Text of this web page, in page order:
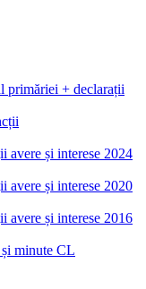
primăriei + declarații
avere și interese 2024
avere și interese 2020
avere și interese 2016
minute CL